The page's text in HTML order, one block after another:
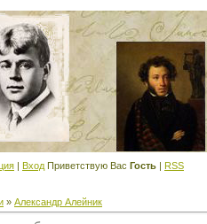
| Вход Приветствую Вас Гость | RSS
» Александр Алейник